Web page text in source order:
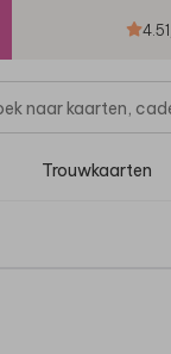
4.51
Trouwkaarten